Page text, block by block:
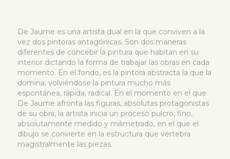
De Jaume es una artista dual en la que conviven a la
vez dos pintoras antagónicas. Son dos maneras
diferentes de concebir la pintura que habitan en su
interior dictando la forma de trabajar las obras en cada
momento. En el fondo, es la pintora abstracta la que la
domina, volviéndose la pintura mucho más
espontánea, rápida, radical. En el momento en el que
De Jaume afronta las figuras, absolutas protagonistas
de su obra, la artista inicia un proceso pulcro, fino,
absolutamente medido y milimetrado, en el que el
dibujo se convierte en la estructura que vertebra
magistralmente las piezas.